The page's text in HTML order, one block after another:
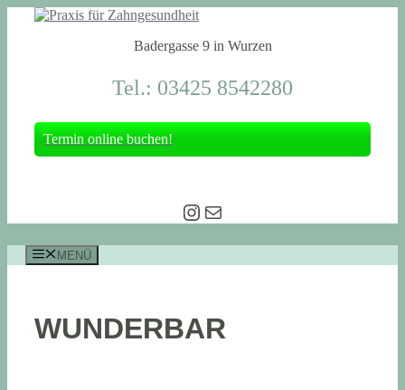
Badergasse 9 in Wurzen
Tel.: 03425 8542280
Termin online buchen!
Instagram
E-Mail
MENÜ
WUNDERBAR